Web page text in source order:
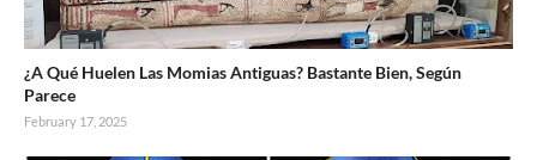
¿A Qué Huelen Las Momias Antiguas? Bastante Bien, Según
Parece
February 17, 2025